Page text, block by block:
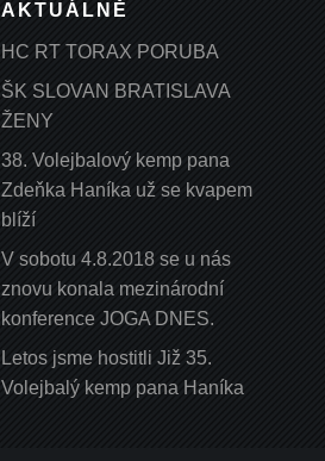
AKTUÁLNĚ
HC RT TORAX PORUBA
ŠK SLOVAN BRATISLAVA
ŽENY
38. Volejbalový kemp pana
Zdeňka Haníka už se kvapem
blíží
V sobotu 4.8.2018 se u nás
znovu konala mezinárodní
konference JOGA DNES.
Letos jsme hostitli Již 35.
Volejbalý kemp pana Haníka